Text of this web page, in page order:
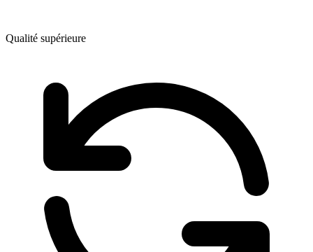
Qualité supérieure